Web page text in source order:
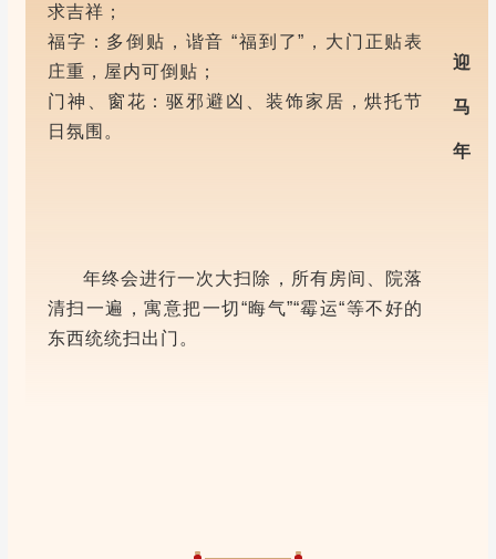
求吉祥；
福字：多倒贴，谐音 “福到了”，大门正贴表
庄重，屋内可倒贴；
门神、窗花：驱邪避凶、装饰家居，烘托节
日氛围。
年终会进行一次大扫除，所有房间、院落
清扫一遍，寓意把一切“晦气”“霉运“等不好的
东西统统扫出门。
迎
马
年